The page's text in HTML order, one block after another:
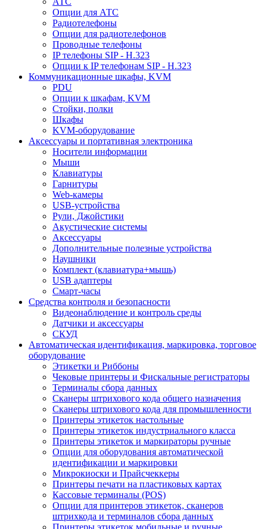
Опции для АТС
Радиотелефоны
Опции для радиотелефонов
Проводные телефоны
IP телефоны SIP - H.323
Опции к IP телефонам SIP - H.323
Коммуникационные шкафы, KVM
PDU
Опции к шкафам, KVM
Стойки, полки
Шкафы
KVM-оборудование
Аксессуары и портативная электроника
Носители информации
Мыши
Клавиатуры
Гарнитуры
Web-камеры
USB-устройства
Рули, Джойстики
Акустические системы
Аксессуары
Дополнительные полезные устройства
Наушники
Комплект (клавиатура+мышь)
USB адаптеры
Смарт-часы
Средства контроля и безопасности
Видеонаблюдение и контроль среды
Датчики и аксессуары
СКУД
Автоматическая идентификация, маркировка, торговое
оборудование
Этикетки и Риббоны
Чековые принтеры и Фискальные регистраторы
Терминалы сбора данных
Сканеры штрихового кода общего назначения
Сканеры штрихового кода для промышленности
Принтеры этикеток настольные
Принтеры этикеток индустриального класса
Принтеры этикеток и маркираторы ручные
Опции для оборудования автоматической
идентификации и маркировки
Микрокиоски и Прайсчеккеры
Принтеры печати на пластиковых картах
Кассовые терминалы (POS)
Опции для принтеров этикеток, сканеров
штрихкода и терминалов сбора данных